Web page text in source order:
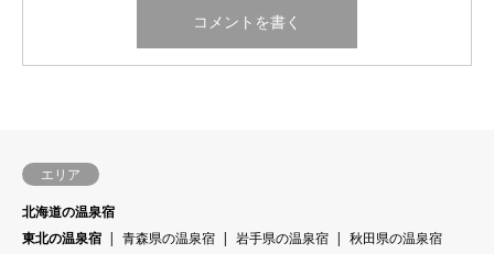
エリア
北海道の温泉宿
東北の温泉宿
青森県の温泉宿 岩手県の温泉宿
秋田県の温泉宿